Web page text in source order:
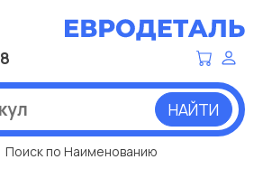
НАЙТИ
Поиск по Наименованию